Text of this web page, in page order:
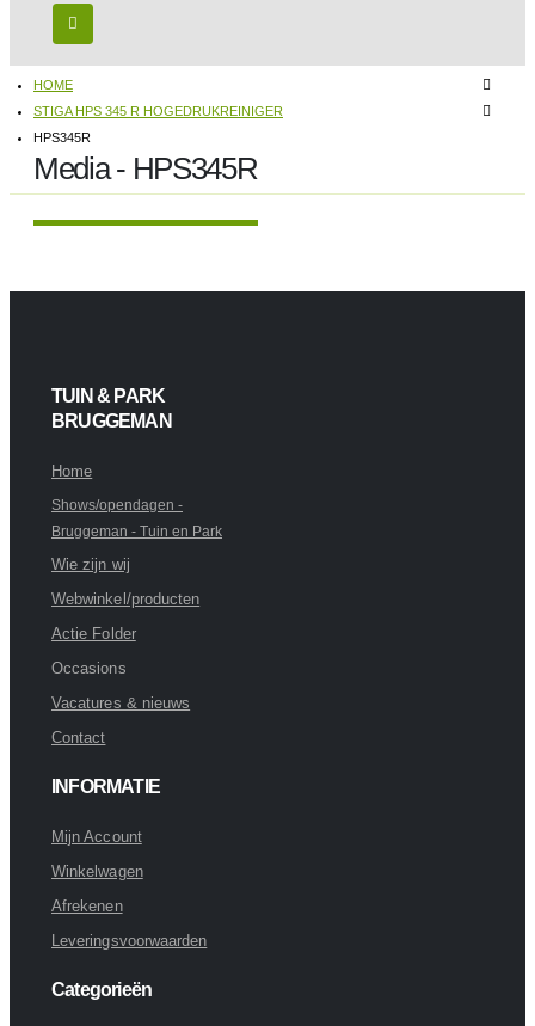
HOME
STIGA HPS 345 R HOGEDRUKREINIGER
HPS345R
Media - HPS345R
TUIN & PARK
BRUGGEMAN
Home
Shows/opendagen -
Bruggeman - Tuin en Park
Wie zijn wij
Webwinkel/producten
Actie Folder
Occasions
Vacatures & nieuws
Contact
INFORMATIE
Mijn Account
Winkelwagen
Afrekenen
Leveringsvoorwaarden
Categorieën